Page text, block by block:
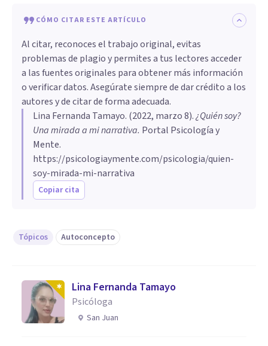
CÓMO CITAR ESTE ARTÍCULO
Al citar, reconoces el trabajo original, evitas
problemas de plagio y permites a tus lectores acceder
a las fuentes originales para obtener más información
o verificar datos. Asegúrate siempre de dar crédito a los
autores y de citar de forma adecuada.
Lina Fernanda Tamayo. (2022, marzo 8).¿Quién soy?
Una mirada a mi narrativa. Portal Psicología y
Mente.
https://psicologiaymente.com/psicologia/quien-
soy-mirada-mi-narrativa
Copiar cita
Tópicos Autoconcepto
Lina Fernanda Tamayo
Psicóloga
San Juan